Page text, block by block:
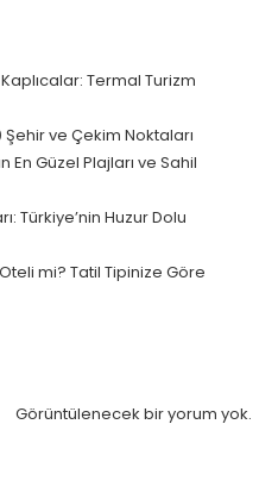
Termal Turizm
Şehir ve Çekim Noktaları
En Güzel Plajları ve Sahil
Türkiye’nin Huzur Dolu
mi? Tatil Tipinize Göre
Görüntülenecek bir yorum yok.